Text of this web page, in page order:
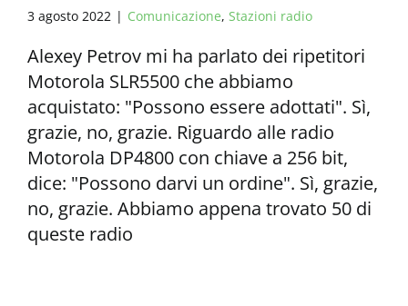
3 agosto 2022 | Comunicazione, Stazioni radio
Alexey Petrov mi ha parlato dei ripetitori
Motorola SLR5500 che abbiamo
acquistato: "Possono essere adottati". Sì,
grazie, no, grazie. Riguardo alle radio
Motorola DP4800 con chiave a 256 bit,
dice: "Possono darvi un ordine". Sì, grazie,
no, grazie. Abbiamo appena trovato 50 di
queste radio